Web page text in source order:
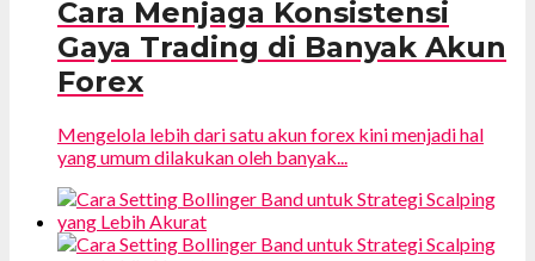
Cara Menjaga Konsistensi
Gaya Trading di Banyak Akun
Forex
Mengelola lebih dari satu akun forex kini menjadi hal
yang umum dilakukan oleh banyak...